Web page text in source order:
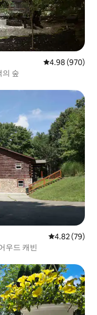
평점 4.98점(5
4.98 (970)
의 숲
평점 4.82점(5
4.82 (79)
우드 캐빈